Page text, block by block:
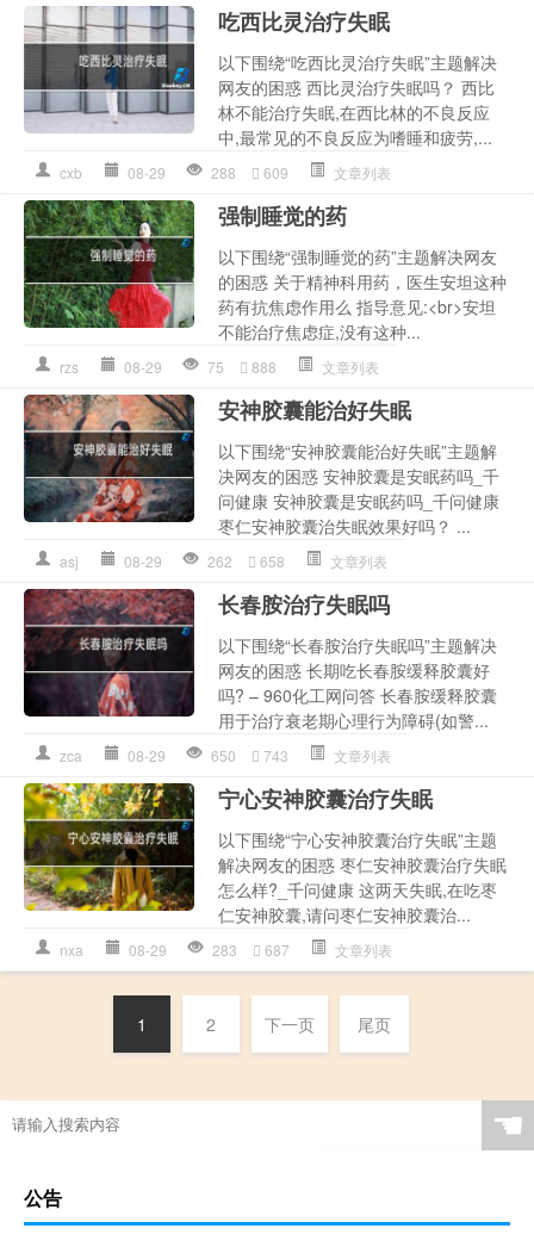
吃西比灵治疗失眠
以下围绕“吃西比灵治疗失眠”主题解决
网友的困惑 西比灵治疗失眠吗？ 西比
林不能治疗失眠,在西比林的不良反应
中,最常见的不良反应为嗜睡和疲劳,...
cxb 08-29 288 609 文章列表
强制睡觉的药
以下围绕“强制睡觉的药”主题解决网友
的困惑 关于精神科用药，医生安坦这种
药有抗焦虑作用么 指导意见:<br>安坦
不能治疗焦虑症,没有这种...
rzs 08-29 75 888 文章列表
安神胶囊能治好失眠
以下围绕“安神胶囊能治好失眠”主题解
决网友的困惑 安神胶囊是安眠药吗_千
问健康 安神胶囊是安眠药吗_千问健康
枣仁安神胶囊治失眠效果好吗？ ...
asj 08-29 262 658 文章列表
长春胺治疗失眠吗
以下围绕“长春胺治疗失眠吗”主题解决
网友的困惑 长期吃长春胺缓释胶囊好
吗? – 960化工网问答 长春胺缓释胶囊
用于治疗衰老期心理行为障碍(如警...
zca 08-29 650 743 文章列表
宁心安神胶囊治疗失眠
以下围绕“宁心安神胶囊治疗失眠”主题
解决网友的困惑 枣仁安神胶囊治疗失眠
怎么样?_千问健康 这两天失眠,在吃枣
仁安神胶囊,请问枣仁安神胶囊治...
nxa 08-29 283 687 文章列表
1 2 下一页 尾页
☚
公告